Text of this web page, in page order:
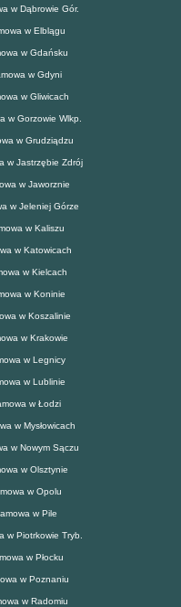
w Dąbrowie Gór.
w Elblągu
w Gdańsku
w Gdyni
w Gliwicach
w Gorzowie Wlkp.
w Grudziądzu
w Jastrzębie Zdrój
w Jaworznie
w Jeleniej Górze
w Kaliszu
w Katowicach
w Kielcach
w Koninie
w Koszalinie
w Krakowie
w Legnicy
w Lublinie
w Łodzi
w Mysłowicach
w Nowym Sączu
w Olsztynie
w Opolu
w Pile
w Piotrkowie Tryb.
w Płocku
w Poznaniu
w Radomiu